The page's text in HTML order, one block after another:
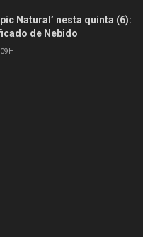
Natural’ nesta quinta (6):
de Nebido